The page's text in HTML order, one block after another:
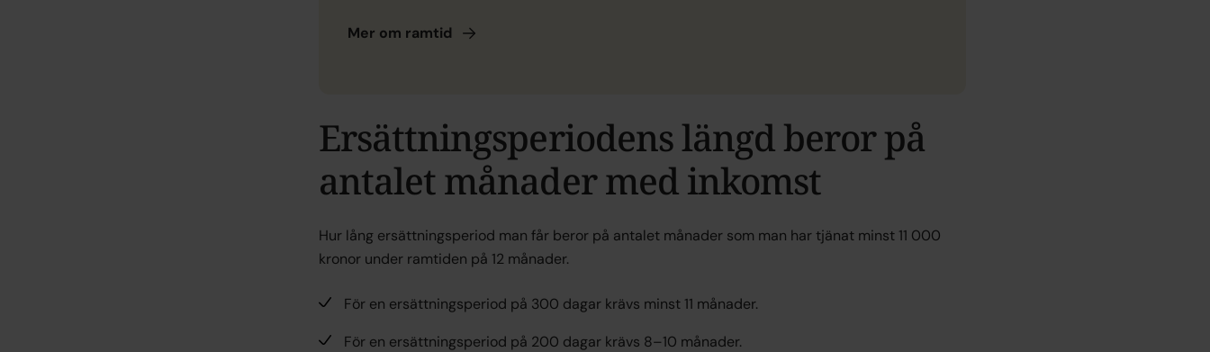
Mer om ramtid
Ersättningsperiodens längd beror på
antalet månader med inkomst
Hur lång ersättningsperiod man får beror på antalet månader som man har tjänat minst 11 000
kronor under ramtiden på 12 månader.
För en ersättningsperiod på 300 dagar krävs minst 11 månader.
För en ersättningsperiod på 200 dagar krävs 8–10 månader.